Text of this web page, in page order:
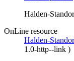
Halden-
OnLine resource
Halden-
1.0-http--link )